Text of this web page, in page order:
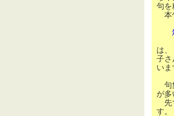
句を
本
俎
は、
子さ
いま
句
が多
先
す。